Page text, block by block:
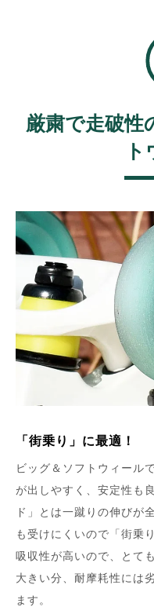
厳粛で走破性
「街乗り」に最適！
ビッグ＆ソフトウィール
が出しやすく、安定性も
ド」とは一蹴りの伸びが
も受けにくいので「街乗
吸収性が高いので、とて
大きい分、耐摩耗性には
ます。